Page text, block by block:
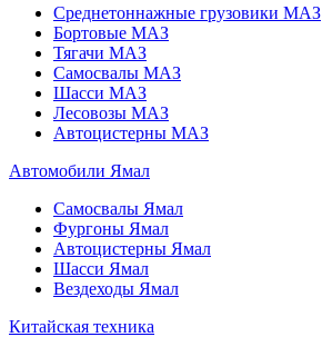
Среднетоннажные грузовики МАЗ
Бортовые МАЗ
Тягачи МАЗ
Самосвалы МАЗ
Шасси МАЗ
Лесовозы МАЗ
Автоцистерны МАЗ
Автомобили Ямал
Самосвалы Ямал
Фургоны Ямал
Автоцистерны Ямал
Шасси Ямал
Вездеходы Ямал
Китайская техника